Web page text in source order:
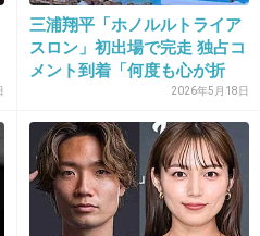
もう可愛いね
-0
三浦翔平「ホノルルトライア
スロン」初出場で完走 独占コ
メント到着「何度も心が折
2026年5月18日